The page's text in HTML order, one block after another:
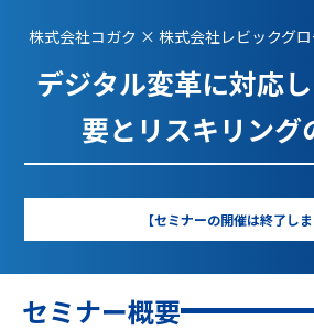
株式会社コガク × 株式会社レビックグ
デジタル変革に対応
要とリスキリング
【セミナーの開催は終了しま
セミナー概要